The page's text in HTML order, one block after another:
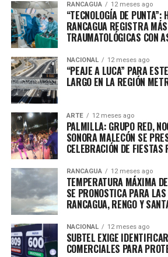
RANCAGUA 12 meses ago
“TECNOLOGÍA DE PUNTA”:
RANCAGUA REGISTRA
TRAUMATOLÓGICAS CON
NACIONAL 12 meses ago
“PEAJE A LUCA” PARA
LARGO EN LA REGIÓN
ARTE 12 meses ago
PALMILLA: GRUPO RED,
SONORA MALECÓN SE
CELEBRACIÓN DE FIESTAS
RANCAGUA 12 meses ago
TEMPERATURA MÁXIMA
SE PRONOSTICA PARA
RANCAGUA, RENGO Y
NACIONAL 12 meses ago
SUBTEL EXIGE
COMERCIALES PARA